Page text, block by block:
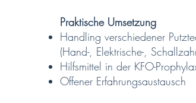
Praktische Umsetzung
Handling verschiedener
(Hand-, Elektrische-,
Hilfsmittel in der KFO-
Offener Erfahrungsaustausch